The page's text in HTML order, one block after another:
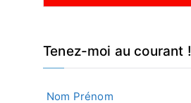
Tenez-moi au courant !
Nom Prénom